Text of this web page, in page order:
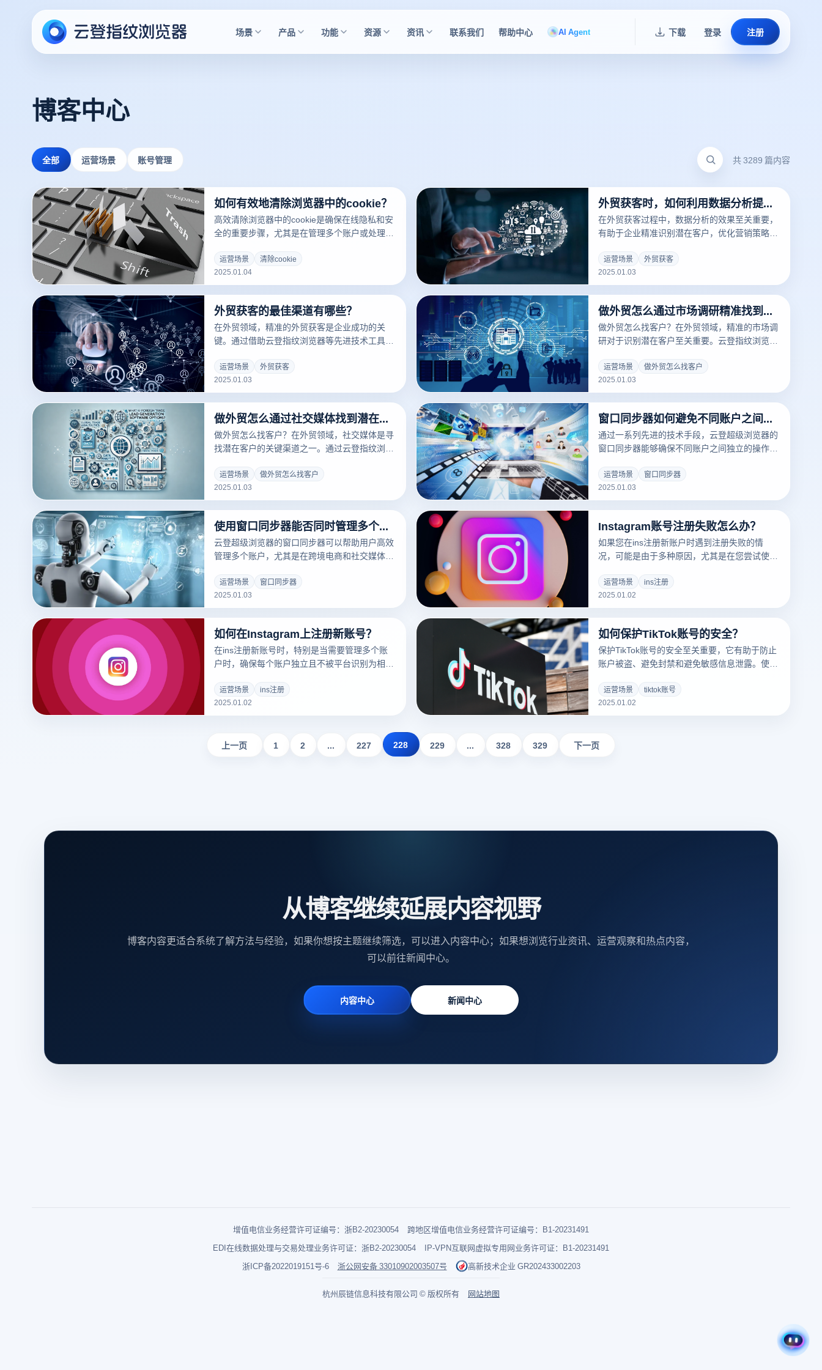
场景 产品 功能 资源 资讯 联系我们 帮助中心 AI Agent 下载 登录 注册
博客中心
全部 运营场景 账号管理 共 3289 篇内容
如何有效地清除浏览器中的cookie？
高效清除浏览器中的cookie是确保在线隐私和安
全的重要步骤，尤其是在管理多个账户或处理敏
助用户轻松清除cookie，从而避免隐私泄露和账
户间的联系。以下是通过云登指纹浏览器清除
cookie的步骤：
运营场景
清除cookie
2025.01.04
外贸获客时，如何利用数据分析提升精准度？
在外贸获客过程中，数据分析的效果至关重要，
有助于企业精准识别潜在客户，优化营销策略，
器的强大功能，在多个平台上进行数据分析，进
一步提升精确度。以下是几种方法，利用数据分
析来提升精度，并结合云登指纹浏览器的应用来
运营场景
外贸获客
2025.01.03
外贸获客的最佳渠道有哪些？
在外贸领域，精准的外贸获客是企业成功的关
键。通过借助云登指纹浏览器等先进技术工具，
在客户。以下是一些最佳的外贸客户获取渠道，
并结合云登指纹浏览器的应用，帮助企业提升客
户获取的效率和安全性：
运营场景
外贸获客
2025.01.03
做外贸怎么通过市场调研精准找到客户？
做外贸怎么找客户？在外贸领域，精准的市场调
研对于识别潜在客户至关重要。云登指纹浏览器
账户管理、数据捕捉、广告投放等手段，有效进
行市场调研并找到潜在客户。以下是几种利用云
登指纹浏览器进行精准市场调研的方式，以帮助
运营场景
做外贸怎么找客户
2025.01.03
做外贸怎么通过社交媒体找到潜在客户？
做外贸怎么找客户？在外贸领域，社交媒体是寻
找潜在客户的关键渠道之一。通过云登指纹浏览
企业能够有效提高客户获取的效率和安全性。以
下是一些方法，帮助外贸企业通过社交媒体找到
潜在客户：
运营场景
做外贸怎么找客户
2025.01.03
窗口同步器如何避免不同账户之间的关联问题？
通过一系列先进的技术手段，云登超级浏览器的
窗口同步器能够确保不同账户之间独立的操作环
键功能和机制：
运营场景
窗口同步器
2025.01.03
使用窗口同步器能否同时管理多个账号？
云登超级浏览器的窗口同步器可以帮助用户高效
管理多个账户，尤其是在跨境电商和社交媒体运
详细解析：
运营场景
窗口同步器
2025.01.03
Instagram账号注册失败怎么办？
如果您在ins注册新账户时遇到注册失败的情
况，可能是由于多种原因，尤其是在您尝试使用
并阻止您的尝试。使用云登指纹浏览器可以帮助
您解决这些问题，确保每个账户的独立性并提高
安全性。以下是注册失败的一些常见原因及其解
运营场景
ins注册
2025.01.02
如何在Instagram上注册新账号？
在ins注册新账号时，特别是当需要管理多个账
户时，确保每个账户独立且不被平台识别为相关
高效、安全地完成注册过程，同时避免因操作不
当导致账户被封禁或限制。以下是使用云登指纹
浏览器注册Instagram新账户的步骤：
运营场景
ins注册
2025.01.02
如何保护TikTok账号的安全？
保护TikTok账号的安全至关重要，它有助于防止
账户被盗、避免封禁和避免敏感信息泄露。使用
性。以下是一些保护TikTok账户安全的策略，并
说明如何通过云登指纹浏览器进一步提升安全
运营场景
tiktok账号
2025.01.02
上一页 1 2 ... 227 228 229 ... 328 329 下一页
从博客继续延展内容视野
博客内容更适合系统了解方法与经验，如果你想按主题继续筛选，可以进入内容中心；如果想浏览行业资讯、运营观察和热点内容，
可以前往新闻中心。
内容中心 新闻中心
增值电信业务经营许可证编号：浙B2-20230054
跨地区增值电信业务经营许可证编号：B1-20231491
EDI在线数据处理与交易处理业务许可证：浙B2-20230054
IP-VPN互联网虚拟专用网业务许可证：B1-20231491
浙ICP备2022019151号-6
浙公网安备 33010902003507号 高新技术企业 GR202433002203
杭州辰链信息科技有限公司 © 版权所有 网站地图